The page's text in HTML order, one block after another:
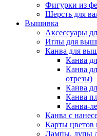
Фигурки из
Шерсть для
Вышивка
Аксессуары
Иглы для
Канва для
Канва
Канва
отрезы)
Канва
Канва
Канва-
Канва с
Карты цветов
Лампы, лупы